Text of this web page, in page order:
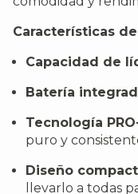
Características
Capacidad de
Batería
Tecnología
puro y
Diseño
llevarlo a todas